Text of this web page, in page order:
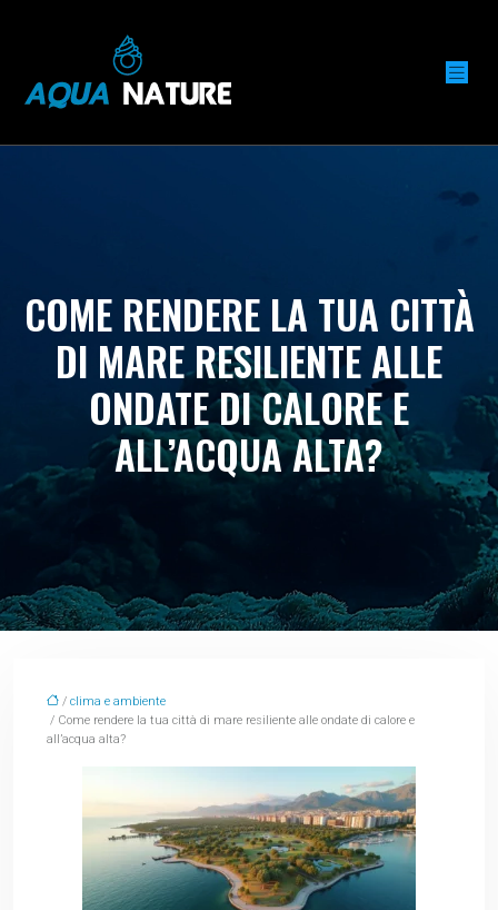
COME RENDERE LA TUA CITTÀ
DI MARE RESILIENTE ALLE
ONDATE DI CALORE E
ALL’ACQUA ALTA?
/ clima e ambiente
/ Come rendere la tua città di mare resiliente alle ondate di calore e
all’acqua alta?